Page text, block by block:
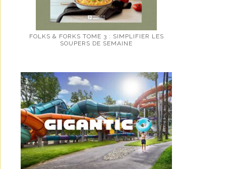
FOLKS & FORKS TOME 3 : SIMPLIFIER LES
SOUPERS DE SEMAINE